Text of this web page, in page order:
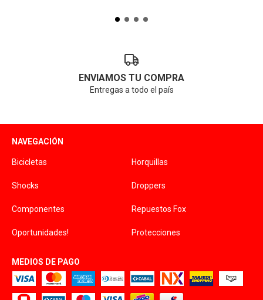
ENVIAMOS TU COMPRA
Entregas a todo el país
NAVEGACIÓN
Bicicletas Horquillas
Shocks Droppers
Componentes Repuestos Fox
Oportunidades! Protecciones
MEDIOS DE PAGO